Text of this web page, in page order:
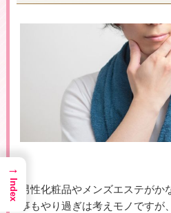
男性化粧品やメンズエステが
事もやり過ぎは考えモノですが
→
Index